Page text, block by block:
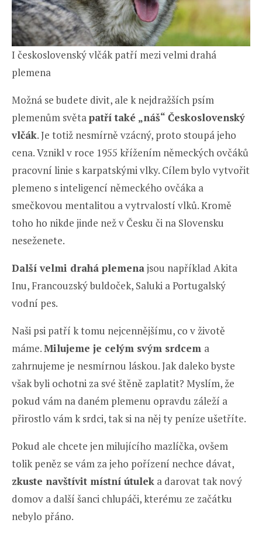
I československý vlčák patří mezi velmi drahá
plemena
Možná se budete divit, ale k nejdražších psím
plemenům světapatří také „náš“ Československý
vlčák. Je totiž nesmírně vzácný, proto stoupá jeho
cena. Vznikl v roce 1955 křížením německých ovčáků
pracovní linie s karpatskými vlky. Cílem bylo vytvořit
plemeno s inteligencí německého ovčáka a
smečkovou mentalitou a vytrvalostí vlků. Kromě
toho ho nikde jinde než v Česku či na Slovensku
neseženete.
Další velmi drahá plemenajsou například Akita
Inu, Francouzský buldoček, Saluki a Portugalský
vodní pes.
Naši psi patří k tomu nejcennějšímu, co v životě
máme.Milujeme je celým svým srdcem a
zahrnujeme je nesmírnou láskou. Jak daleko byste
však byli ochotni za své štěně zaplatit? Myslím, že
pokud vám na daném plemenu opravdu záleží a
přirostlo vám k srdci, tak si na něj ty peníze ušetříte.
Pokud ale chcete jen milujícího mazlíčka, ovšem
tolik peněz se vám za jeho pořízení nechce dávat,
zkuste navštívit místní útulek a darovat tak nový
domov a další šanci chlupáči, kterému ze začátku
nebylo přáno.